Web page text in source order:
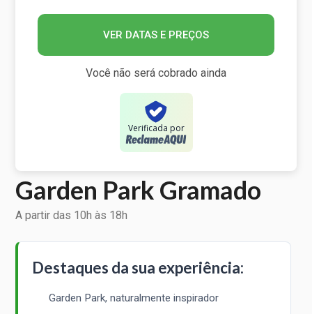
VER DATAS E PREÇOS
Você não será cobrado ainda
Verificada por
Garden Park Gramado
A partir das 10h às 18h
Destaques da sua experiência:
Garden Park, naturalmente inspirador